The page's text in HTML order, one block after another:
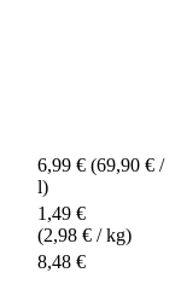
6,99 € (69,90 € /
l)
1,49 €
(2,98 € / kg)
8,48 €